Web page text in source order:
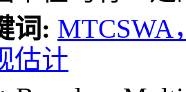
词: MTCSWA
估计